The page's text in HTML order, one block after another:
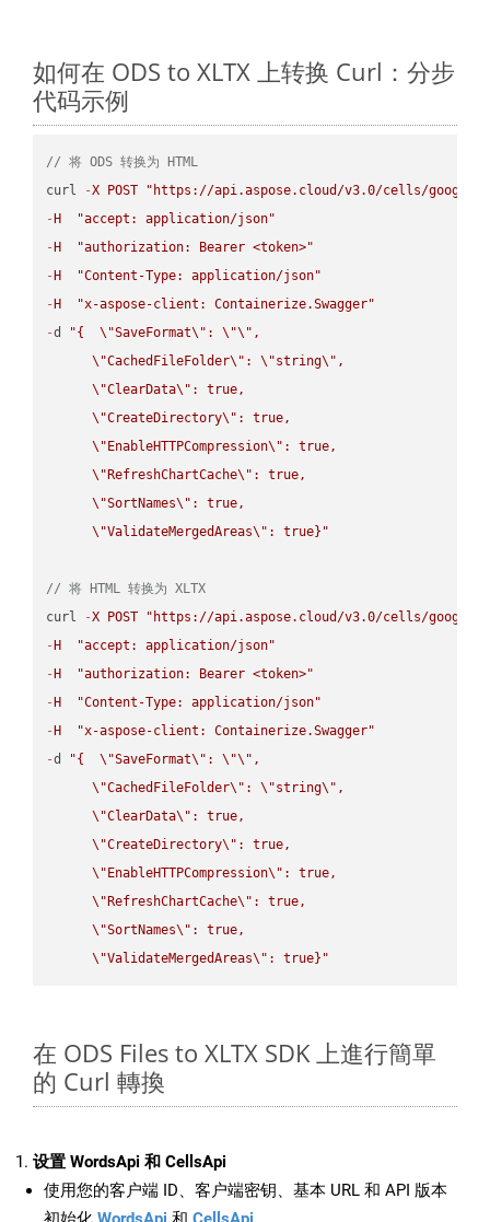
如何在 ODS to XLTX 上转换 Curl：分步
代码示例
// 将 ODS 转换为 HTML
curl
-X POST
"https://api.aspose.cloud/v3.0/cells/
- H
"accept: application/json"
- H
"authorization: Bearer <token>"
- H
"Content-Type: application/json"
- H
"x-aspose-client: Containerize.Swagger"
-d "{ \"SaveFormat\" : \"\" ,
\"CachedFileFolder\" : \"string\" ,
\"ClearData\" : true,
\"CreateDirectory\" : true,
\" EnableHTTPCompression\" : true,
\" RefreshChartCache\" : true,
\"SortNames\" : true,
\"ValidateMergedAreas\" : true}"
// 将 HTML 转换为 XLTX
curl
-X POST
"https://api.aspose.cloud/v3.0/cells/
- H
"accept: application/json"
- H
"authorization: Bearer <token>"
- H
"Content-Type: application/json"
- H
"x-aspose-client: Containerize.Swagger"
-d "{ \"SaveFormat\" : \"\" ,
\"CachedFileFolder\" : \"string\" ,
\"ClearData\" : true,
\"CreateDirectory\" : true,
\" EnableHTTPCompression\" : true,
\" RefreshChartCache\" : true,
\"SortNames\" : true,
\"ValidateMergedAreas\" : true}"
在 ODS Files to XLTX SDK 上進行簡單
的 Curl 轉換
设置 WordsApi 和 CellsApi
使用您的客户端 ID、客户端密钥、基本 URL 和 API 版本